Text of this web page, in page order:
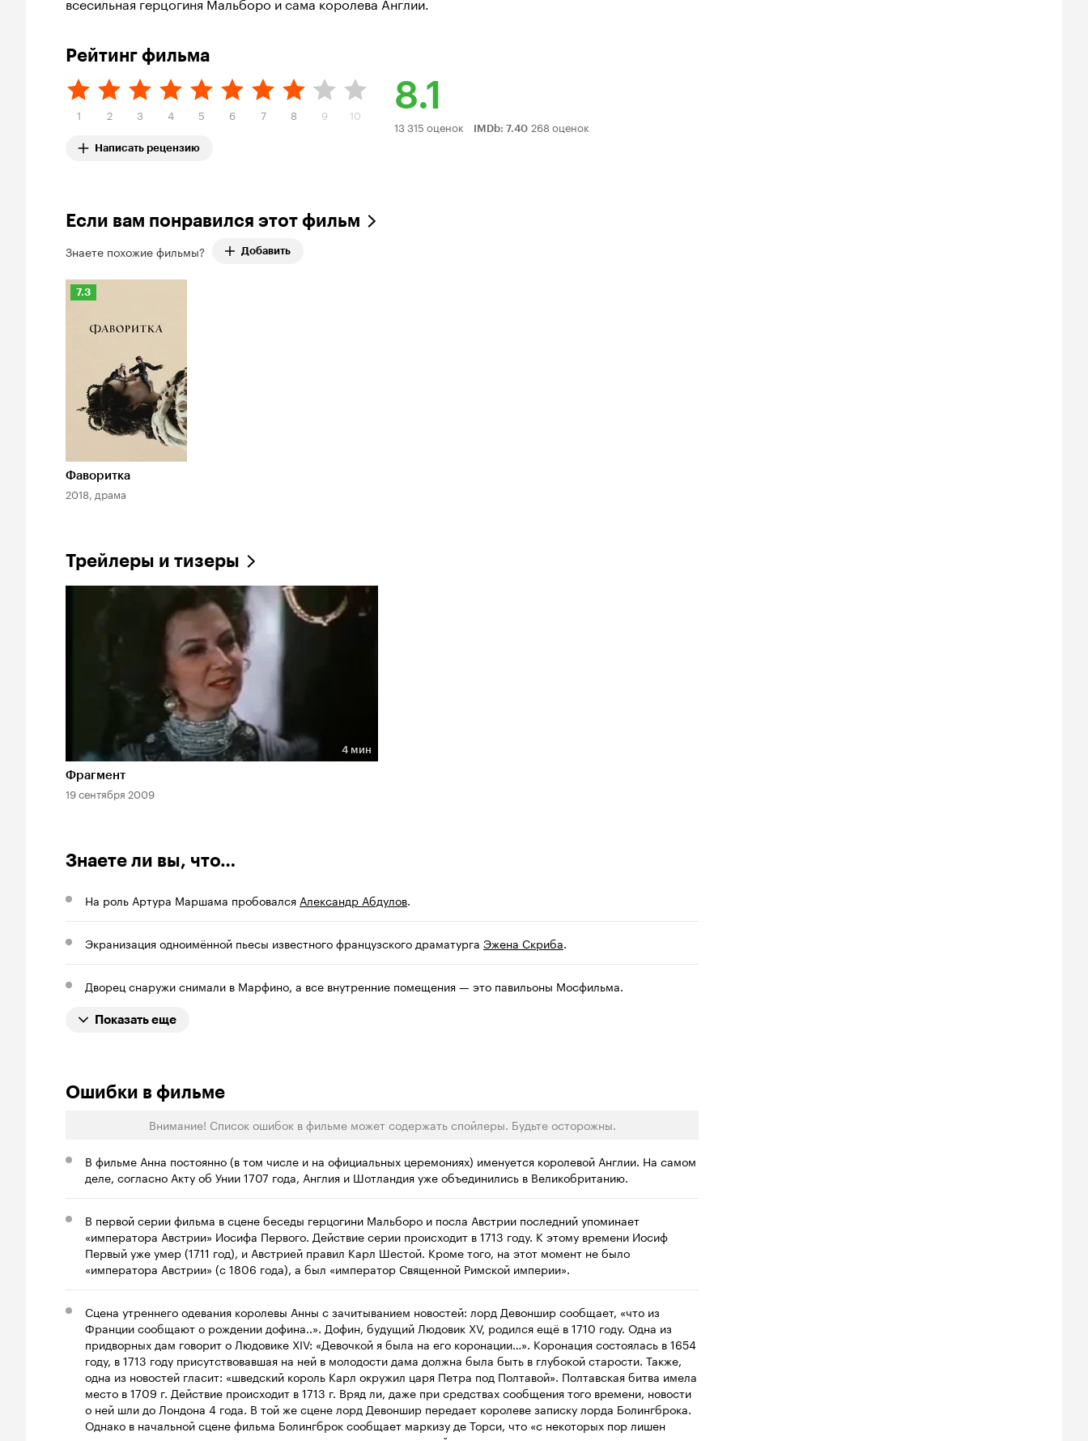
Рейтинг фильма
1 2 3 4 5 6 7 8 9 10
Написать рецензию
8.1
Рейтинг
13 315 оценок IMDb: 7.40 268 оценок
Если вам понравился этот фильм
Знаете похожие фильмы? Добавить
Рейтинг
7.3
Фаворитка
2018, драма
Трейлеры и тизеры
Длительность 4 мин
4 мин
Фрагмент
19 сентября 2009
Знаете ли вы, что…
На роль Артура Маршама пробовался Александр Абдулов.
Экранизация одноимённой пьесы известного французского драматурга Эжена Скриба.
Дворец снаружи снимали в Марфино, а все внутренние помещения — это павильоны Мосфильма.
Показать еще
Ошибки в фильме
Внимание! Список ошибок в фильме может содержать спойлеры. Будьте осторожны.
В фильме Анна постоянно (в том числе и на официальных церемониях) именуется королевой Англии. На самом
деле, согласно Акту об Унии 1707 года, Англия и Шотландия уже объединились в Великобританию.
В первой серии фильма в сцене беседы герцогини Мальборо и посла Австрии последний упоминает
«императора Австрии» Иосифа Первого. Действие серии происходит в 1713 году. К этому времени Иосиф
Первый уже умер (1711 год), и Австрией правил Карл Шестой. Кроме того, на этот момент не было
«императора Австрии» (с 1806 года), а был «император Священной Римской империи».
Сцена утреннего одевания королевы Анны с зачитыванием новостей: лорд Девоншир сообщает, «что из
Франции сообщают о рождении дофина..». Дофин, будущий Людовик XV, родился ещё в 1710 году. Одна из
придворных дам говорит о Людовике XIV: «Девочкой я была на его коронации…». Коронация состоялась в 1654
году, в 1713 году присутствовавшая на ней в молодости дама должна была быть в глубокой старости. Также,
одна из новостей гласит: «шведский король Карл окружил царя Петра под Полтавой». Полтавская битва имела
место в 1709 г. Действие происходит в 1713 г. Вряд ли, даже при средствах сообщения того времени, новости
о ней шли до Лондона 4 года. В той же сцене лорд Девоншир передает королеве записку лорда Болингброка.
Однако в начальной сцене фильма Болингброк сообщает маркизу де Торси, что «с некоторых пор лишен